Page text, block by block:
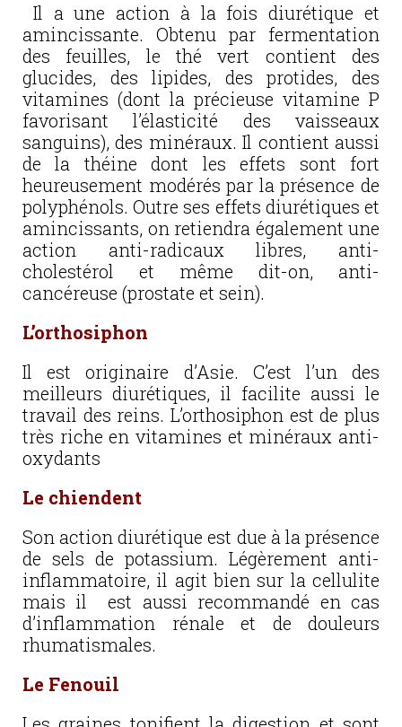
Il a une action à la fois diurétique et
amincissante. Obtenu par fermentation
des feuilles, le thé vert contient des
glucides, des lipides, des protides, des
vitamines (dont la précieuse vitamine P
favorisant l’élasticité des vaisseaux
sanguins), des minéraux. Il contient aussi
de la théine dont les effets sont fort
heureusement modérés par la présence de
polyphénols. Outre ses effets diurétiques et
amincissants, on retiendra également une
action anti-radicaux libres, anti-
cholestérol et même dit-on, anti-
cancéreuse (prostate et sein).
L’orthosiphon
Il est originaire d’Asie. C’est l’un des
meilleurs diurétiques, il facilite aussi le
travail des reins. L’orthosiphon est de plus
très riche en vitamines et minéraux anti-
oxydants
Le chiendent
Son action diurétique est due à la présence
de sels de potassium. Légèrement anti-
inflammatoire, il agit bien sur la cellulite
mais il est aussi recommandé en cas
d’inflammation rénale et de douleurs
rhumatismales.
Le Fenouil